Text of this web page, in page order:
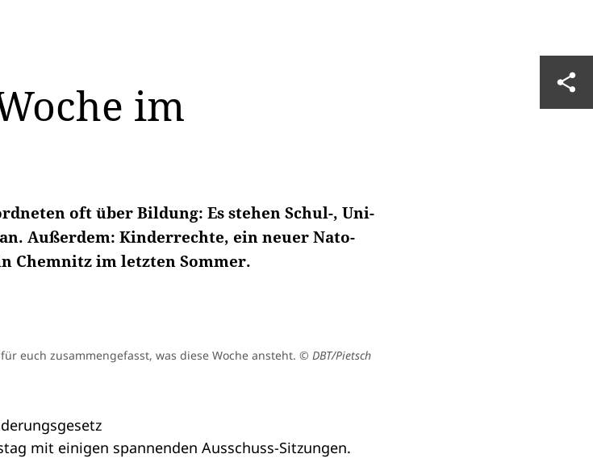
im
oft über Bildung: Es stehen Schul-, Uni-
Außerdem: Kinderrechte, ein neuer Nato-
Chemnitz im letzten Sommer.
euch zusammengefasst, was diese Woche ansteht. © DBT/Pietsch
mit einigen spannenden Ausschuss-Sitzungen.